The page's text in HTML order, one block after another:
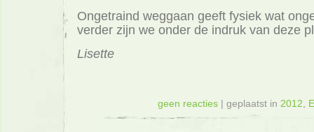
Ongetraind weggaan geeft fysiek wat
verder zijn we onder de indruk van deze
Lisette
geen reacties| geplaatst in 2012,